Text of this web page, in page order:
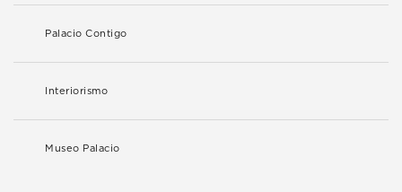
Palacio Contigo
Interiorismo
Museo Palacio